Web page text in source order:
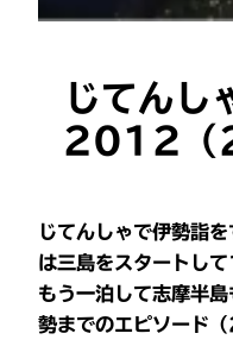
じてんし
2012（2
じてんしゃで伊勢詣
は三島をスタートし
もう一泊して志摩半
勢までのエピソード